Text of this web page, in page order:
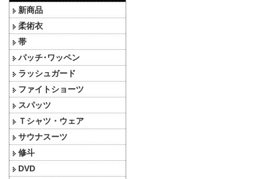
新商品
柔術衣
帯
パッチ･ワッペン
ラッシュガード
ファイトショーツ
スパッツ
Ｔシャツ・ウェア
サウナスーツ
修斗
DVD